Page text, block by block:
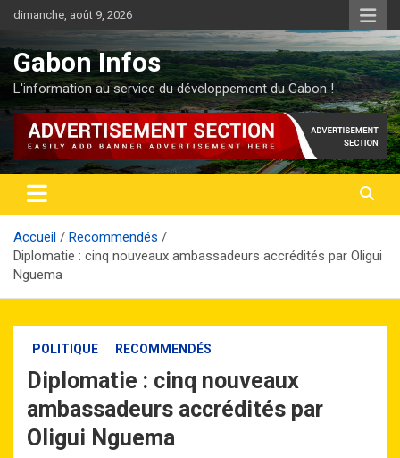
Aller
contenu
dimanche, août 9, 2026
Gabon Infos
L'information au service du développement du Gabon !
Accueil
Recommendés
Diplomatie : cinq nouveaux ambassadeurs accrédités par Oligui
Nguema
POLITIQUE RECOMMENDÉS
Diplomatie : cinq nouveaux
ambassadeurs accrédités par
Oligui Nguema